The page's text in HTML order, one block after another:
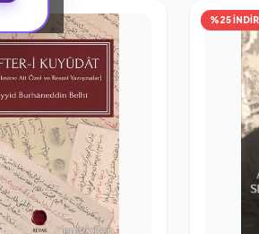
%25